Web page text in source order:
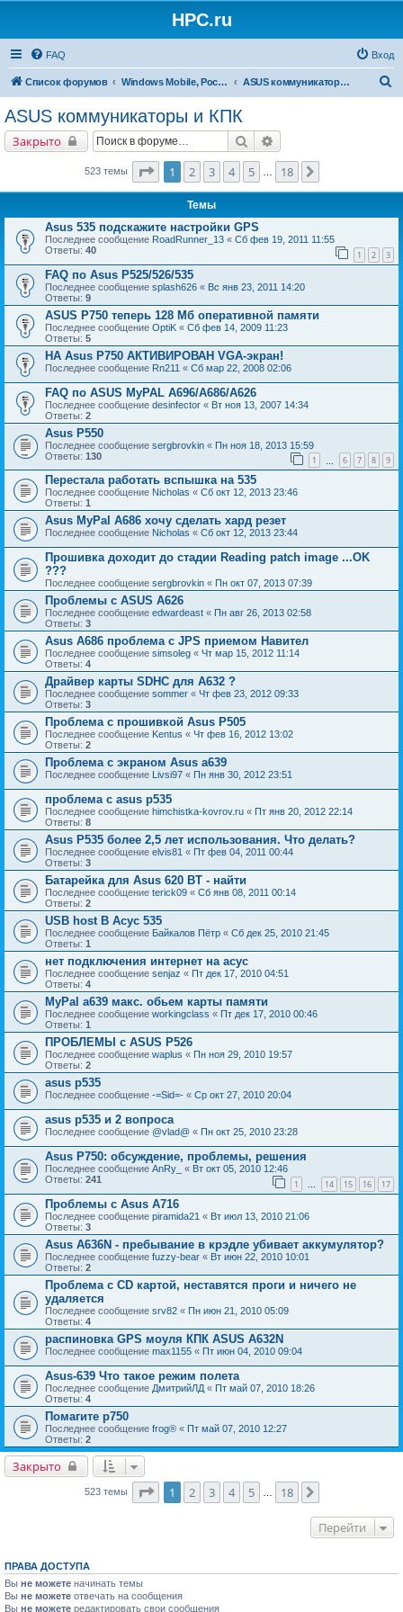
HPC.ru
FAQ Вход
Список форумов Windows Mobile, Pocket PC, MS Smartphone ASUS коммуникаторы и КПК
ASUS коммуникаторы и КПК
Закрыто Поиск
523 темы Страница1 из
1 2 3 4 5 18
Темы
Asus 535 подскажите настройки GPS
Последнее сообщение RoadRunner_13 « Сб фев 19, 2011 11:55
Ответы: 40 1 2 3
FAQ по Asus P525/526/535
Последнее сообщение splash626 « Вс янв 23, 2011 14:20
Ответы: 9
ASUS P750 теперь 128 Мб оперативной памяти
Последнее сообщение OptiK « Сб фев 14, 2009 11:23
Ответы: 5
НА Asus P750 АКТИВИРОВАН VGA-экран!
Последнее сообщение Rn211 « Сб мар 22, 2008 02:06
FAQ по ASUS MyPAL A696/A686/A626
Последнее сообщение desinfector « Вт ноя 13, 2007 14:34
Ответы: 2
Asus P550
Последнее сообщение sergbrovkin « Пн ноя 18, 2013 15:59
Ответы: 130 1 6 7 8 9
Перестала работать вспышка на 535
Последнее сообщение Nicholas « Сб окт 12, 2013 23:46
Ответы: 1
Asus MyPal A686 хочу сделать хард резет
Последнее сообщение Nicholas « Сб окт 12, 2013 23:44
Прошивка доходит до стадии Reading patch image ...OK
???
Последнее сообщение sergbrovkin « Пн окт 07, 2013 07:39
Проблемы с ASUS A626
Последнее сообщение edwardeast « Пн авг 26, 2013 02:58
Ответы: 3
Asus A686 проблема с JPS приемом Навител
Последнее сообщение simsoleg « Чт мар 15, 2012 11:14
Ответы: 4
Драйвер карты SDHC для А632 ?
Последнее сообщение sommer « Чт фев 23, 2012 09:33
Ответы: 3
Проблема с прошивкой Asus P505
Последнее сообщение Kentus « Чт фев 16, 2012 13:02
Ответы: 2
Проблема с экраном Asus a639
Последнее сообщение Livsi97 « Пн янв 30, 2012 23:51
проблема с asus p535
Последнее сообщение himchistka-kovrov.ru « Пт янв 20, 2012 22:14
Ответы: 8
Asus P535 более 2,5 лет использования. Что делать?
Последнее сообщение elvis81 « Пт фев 04, 2011 00:44
Ответы: 3
Батарейка для Asus 620 BT - найти
Последнее сообщение terick09 « Сб янв 08, 2011 00:14
Ответы: 2
USB host В Асус 535
Последнее сообщение Байкалов Пётр « Сб дек 25, 2010 21:45
Ответы: 1
нет подключения интернет на асус
Последнее сообщение senjaz « Пт дек 17, 2010 04:51
Ответы: 4
MyPal a639 макс. обьем карты памяти
Последнее сообщение workingclass « Пт дек 17, 2010 00:46
Ответы: 1
ПРОБЛЕМЫ с ASUS P526
Последнее сообщение waplus « Пн ноя 29, 2010 19:57
Ответы: 2
asus p535
Последнее сообщение -=Sid=- « Ср окт 27, 2010 20:04
asus p535 и 2 вопроса
Последнее сообщение @vlad@ « Пн окт 25, 2010 23:28
Asus P750: обсуждение, проблемы, решения
Последнее сообщение AnRy_ « Вт окт 05, 2010 12:46
Ответы: 241 1 … 14 15 16 17
Проблемы с Asus A716
Последнее сообщение piramida21 « Вт июл 13, 2010 21:06
Ответы: 3
Asus A636N - пребывание в крэдле убивает аккумулятор?
Последнее сообщение fuzzy-bear « Вт июн 22, 2010 10:01
Ответы: 2
Проблема с CD картой, неставятся проги и ничего не
удаляется
Последнее сообщение srv82 « Пн июн 21, 2010 05:09
Ответы: 4
распиновка GPS моуля КПК ASUS A632N
Последнее сообщение max1155 « Пт июн 04, 2010 09:04
Аsus-639 Что такое режим полета
Последнее сообщение ДмитрийЛД « Пт май 07, 2010 18:26
Ответы: 4
Помагите p750
Последнее сообщение frog® « Пт май 07, 2010 12:27
Ответы: 2
Закрыто
523 темы Страница1 из
1 2 3 4 5 18
Перейти
ПРАВА ДОСТУПА
Вы не можете начинать темы
Вы не можете отвечать на сообщения
Вы не можете редактировать свои сообщения